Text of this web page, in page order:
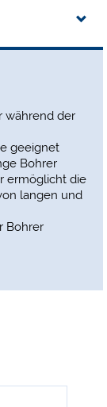
während der
geeignet
Bohrer
ermöglicht die
langen und
Bohrer